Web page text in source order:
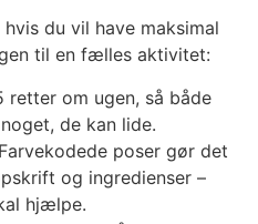
du vil have maksimal
til en fælles aktivitet:
retter om ugen, så både
de kan lide.
Farvekodede poser gør det
og ingredienser –
hjælpe.